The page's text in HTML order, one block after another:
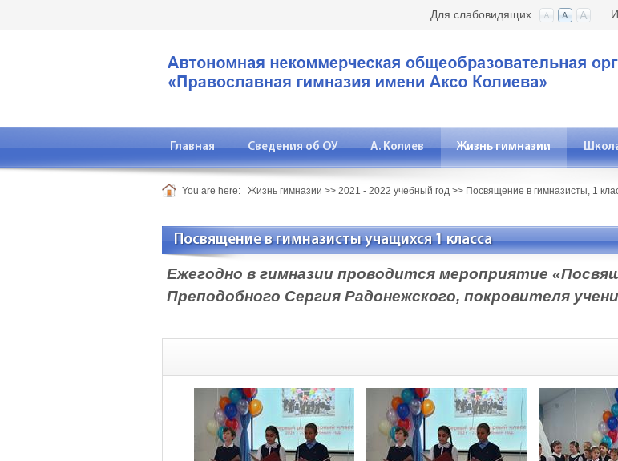
Для слабовидящих
Главная Сведения об ОУ А. Колиев Жизнь гимназии
You are here: Жизнь гимназии >> 2021 - 2022 учебный год >> Посвящение в гимназисты, 1
Посвящение в гимназисты учащихся 1 класса
Ежегодно в гимназии проводится мероприятие
Преподобного Сергия Радонежского, покровителя